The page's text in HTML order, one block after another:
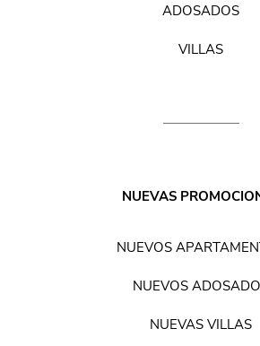
ADOSADOS
VILLAS
NUEVAS
NUEVOS
NUEVOS
NUEVAS VILLAS